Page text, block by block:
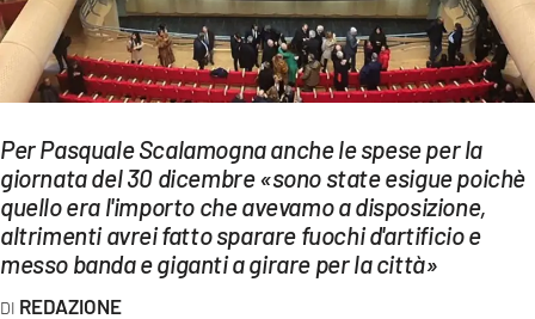
Streaming
LAC TV
LAC NETWORK
LAC ONAIR
LaC
Per Pasquale Scalamogna anche le spese per la
giornata del 30 dicembre «sono state esigue poichè
quello era l'importo che avevamo a disposizione,
altrimenti avrei fatto sparare fuochi d'artificio e
messo banda e giganti a girare per la città»
REDAZIONE